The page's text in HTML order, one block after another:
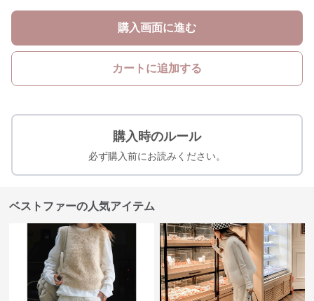
購入画面に進む
カートに追加する
購入時のルール
必ず購入前にお読みください。
ベストファーの人気アイテム